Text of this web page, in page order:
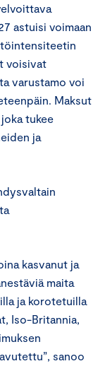
astuisi voimaan
voisivat
varustamo voi
Maksut
tukee
ja
kasvanut ja
maita
ja korotetuilla
Iso-Britannia,
sanoo